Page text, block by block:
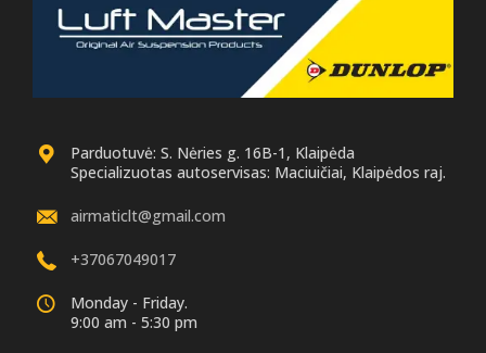
Parduotuvė: S. Nėries g. 16B-1, Klaipėda
Specializuotas autoservisas: Maciuičiai, Klaipėdos raj.
airmaticlt@gmail.com
+37067049017
Monday - Friday.
9:00 am - 5:30 pm